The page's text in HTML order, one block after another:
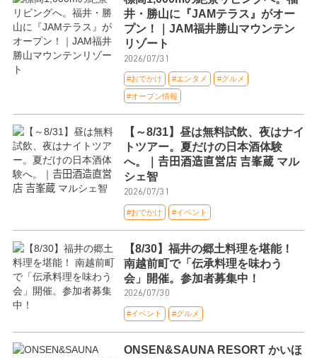
井・勝山に『JAMテラス』がオー
プン！｜JAM福井勝山マウンテン
リゾート
2026/07/31
#おでかけ #エンタメ #グルメ
#オープン情報
【～8/31】昼は無料試飲、夜はナイ
トツアー。夏だけの日本酒体験
へ。｜𠮷田酒造直営店 吉峯蔵 マル
シェ智
2026/07/31
#おでかけ #イベント
【8/30】福井の郷土料理を堪能！
南越前町で「伝承料理を味わう
会」開催。参加者募集中！
2026/07/30
#イベント #グルメ
ONSEN&SAUNA RESORT かいほ